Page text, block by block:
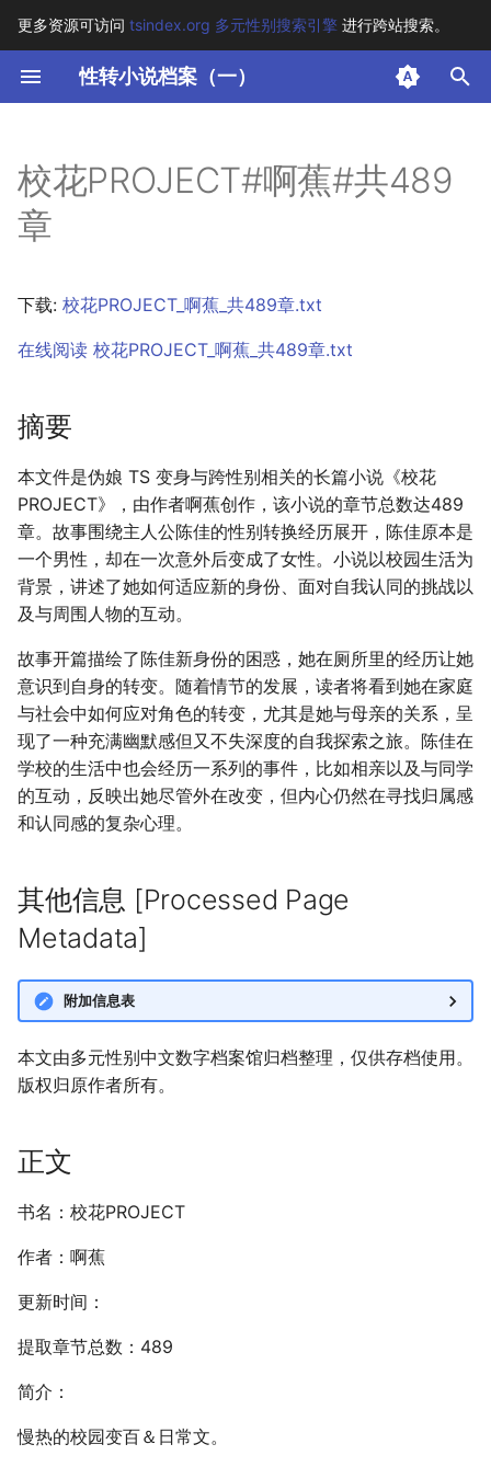
更多资源可访问 tsindex.org 多元性别搜索引擎 进行跨站搜索。
性转小说档案（一）
键
开
始
索
其他信息 [Processed Page
Metadata]
校花PROJECT#啊蕉#共489
章
下载: 校花PROJECT_啊蕉_共489章.txt
在线阅读 校花PROJECT_啊蕉_共489章.txt
摘要
本文件是伪娘 TS 变身与跨性别相关的长篇小说《校花
PROJECT》，由作者啊蕉创作，该小说的章节总数达489
章。故事围绕主人公陈佳的性别转换经历展开，陈佳原本是
一个男性，却在一次意外后变成了女性。小说以校园生活为
背景，讲述了她如何适应新的身份、面对自我认同的挑战以
及与周围人物的互动。
故事开篇描绘了陈佳新身份的困惑，她在厕所里的经历让她
意识到自身的转变。随着情节的发展，读者将看到她在家庭
与社会中如何应对角色的转变，尤其是她与母亲的关系，呈
现了一种充满幽默感但又不失深度的自我探索之旅。陈佳在
学校的生活中也会经历一系列的事件，比如相亲以及与同学
的互动，反映出她尽管外在改变，但内心仍然在寻找归属感
和认同感的复杂心理。
其他信息 [Processed Page
Metadata]
附加信息表
本文由多元性别中文数字档案馆归档整理，仅供存档使用。
版权归原作者所有。
正文
书名：校花PROJECT
作者：啊蕉
更新时间：
提取章节总数：489
简介：
慢热的校园变百＆日常文。